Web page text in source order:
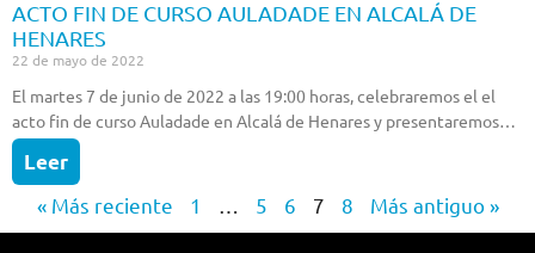
ACTO FIN DE CURSO AULADADE EN ALCALÁ DE
HENARES
22 de mayo de 2022
El martes 7 de junio de 2022 a las 19:00 horas, celebraremos el el
acto fin de curso Auladade en Alcalá de Henares y presentaremos…
Leer
« Más reciente
1 … 5 6 7 8 Más antiguo »